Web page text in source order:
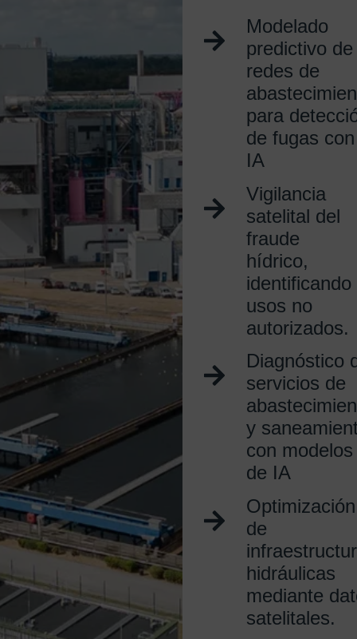
Modelado
predictivo de
redes de
para
de fugas con
IA
Vigilancia
satelital del
fraude
hídrico,
identificando
usos no
autorizados.
Diagnóstico
servicios de
y
con modelos
de IA
Optimización
de
hidráulicas
mediante
satelitales.